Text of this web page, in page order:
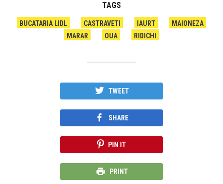
TAGS
BUCATARIA LIDL CASTRAVETI IAURT
MAIONEZA
MARAR
OUA RIDICHI
TWEET
SHARE
PIN IT
PRINT